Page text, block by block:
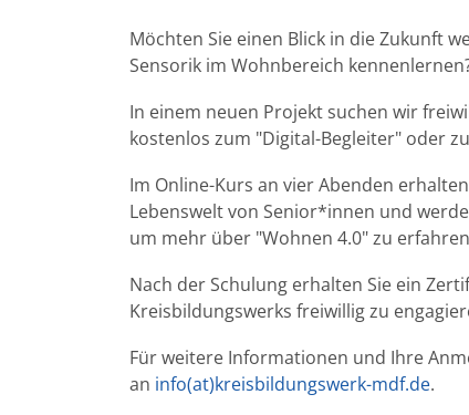
Möchten Sie einen Blick in die Zukunft
Sensorik im Wohnbereich
In einem neuen Projekt suchen wir
kostenlos zum "Digital-Begleiter" oder
Im Online-Kurs an vier Abenden
Lebenswelt von Senior*innen und
um mehr über "Wohnen 4.0" zu
Nach der Schulung erhalten Sie ein
Kreisbildungswerks freiwillig zu
Für weitere Informationen und Ihre
an info(at)kreisbildungswerk-mdf.de.